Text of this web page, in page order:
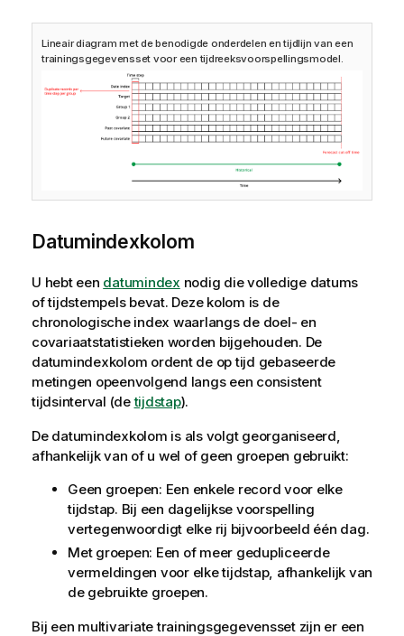
Lineair diagram met de benodigde onderdelen en tijdlijn van een
trainingsgegevensset voor een tijdreeksvoorspellingsmodel.
Datumindexkolom
U hebt een datumindex nodig die volledige datums
of tijdstempels bevat. Deze kolom is de
chronologische index waarlangs de doel- en
covariaatstatistieken worden bijgehouden. De
datumindexkolom ordent de op tijd gebaseerde
metingen opeenvolgend langs een consistent
tijdsinterval (detijdstap).
De datumindexkolom is als volgt georganiseerd,
afhankelijk van of u wel of geen groepen gebruikt:
Geen groepen: Een enkele record voor elke
tijdstap. Bij een dagelijkse voorspelling
vertegenwoordigt elke rij bijvoorbeeld één dag.
Met groepen: Een of meer gedupliceerde
vermeldingen voor elke tijdstap, afhankelijk van
de gebruikte groepen.
Bij een multivariate trainingsgegevensset zijn er een